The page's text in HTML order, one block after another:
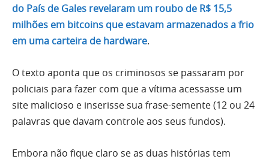
do País de Gales revelaram um roubo de R$ 15,5
milhões em bitcoins que estavam armazenados a frio
em uma carteira de hardware.
O texto aponta que os criminosos se passaram por
policiais para fazer com que a vítima acessasse um
site malicioso e inserisse sua frase-semente (12 ou 24
palavras que davam controle aos seus fundos).
Embora não fique claro se as duas histórias tem